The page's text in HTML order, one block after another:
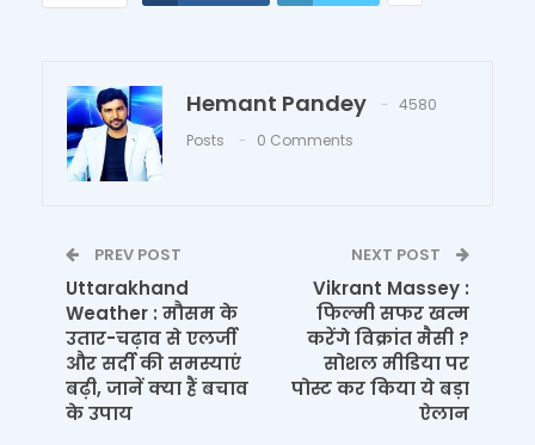
Hemant Pandey
4580
Posts
0 Comments
PREV POST
Uttarakhand
Weather : मौसम के
उतार-चढ़ाव से एलर्जी
और सर्दी की समस्याएं
बढ़ी, जानें क्या हैं बचाव
के उपाय
NEXT POST
Vikrant Massey :
फिल्मी सफर खत्म
करेंगे विक्रांत मैसी ?
सोशल मीडिया पर
पोस्ट कर किया ये बड़ा
ऐलान